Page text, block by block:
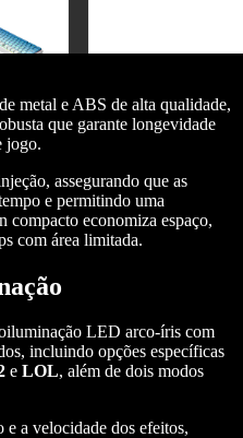
metal e ABS de alta qualidade,
que garante longevidade
jogo.
assegurando que as
e permitindo uma
economiza espaço,
com área limitada.
LED arco-íris com
incluindo opções específicas
e LOL, além de dois modos
a velocidade dos efeitos,